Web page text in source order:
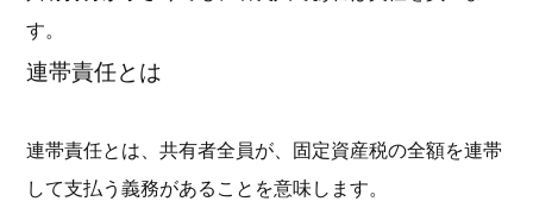
す。
連帯責任とは
連帯責任とは、共有者全員が、固定資産税の全額を連帯
して支払う義務があることを意味します。